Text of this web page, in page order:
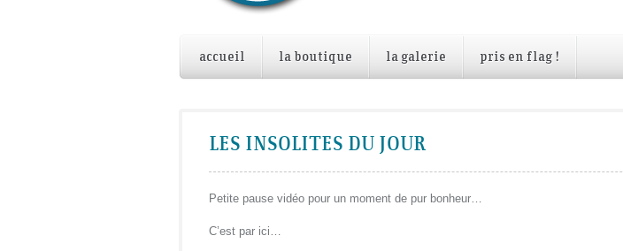
accueil la boutique la galerie pris en flag !
LES INSOLITES DU JOUR
Petite pause vidéo pour un moment de pur bonheur…
C’est par ici…